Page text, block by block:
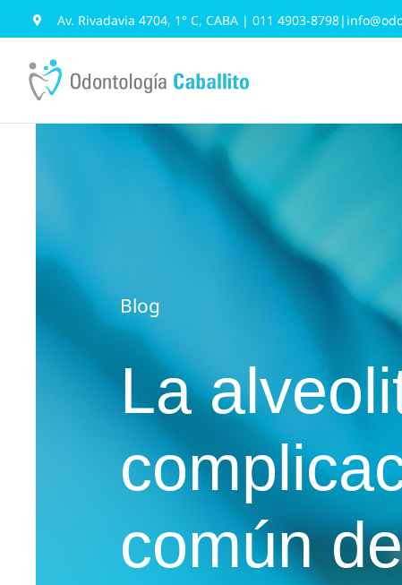
Saltar
contenido
Av. Rivadavia 4704, 1° C, CABA| 011 4903-8798|
Blog
La
común